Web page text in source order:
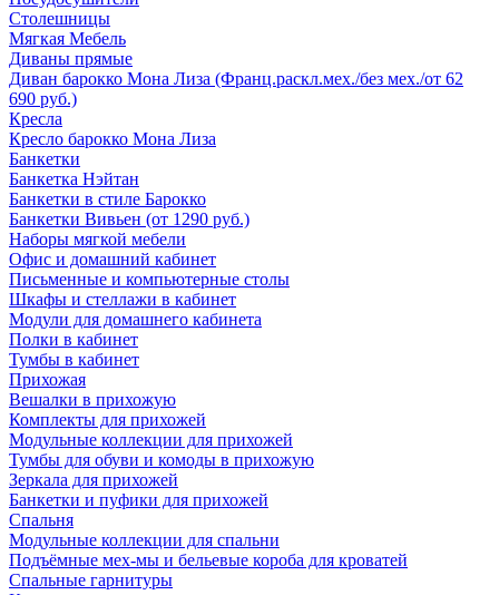
Столешницы
Мягкая Мебель
Диваны прямые
Диван барокко Мона Лиза (Франц.раскл.мех./без мех./от 62
690 руб.)
Кресла
Кресло барокко Мона Лиза
Банкетки
Банкетка Нэйтан
Банкетки в стиле Барокко
Банкетки Вивьен (от 1290 руб.)
Наборы мягкой мебели
Офис и домашний кабинет
Письменные и компьютерные столы
Шкафы и стеллажи в кабинет
Модули для домашнего кабинета
Полки в кабинет
Тумбы в кабинет
Прихожая
Вешалки в прихожую
Комплекты для прихожей
Модульные коллекции для прихожей
Тумбы для обуви и комоды в прихожую
Зеркала для прихожей
Банкетки и пуфики для прихожей
Спальня
Модульные коллекции для спальни
Подъёмные мех-мы и бельевые короба для кроватей
Спальные гарнитуры